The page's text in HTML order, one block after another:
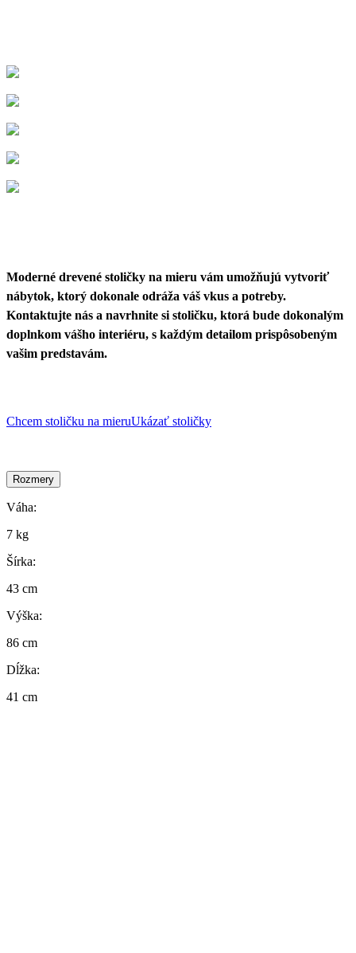
Moderné drevené stoličky na mieru vám umožňujú vytvoriť
nábytok, ktorý dokonale odráža váš vkus a potreby.
Kontaktujte nás a navrhnite si stoličku, ktorá bude dokonalým
doplnkom vášho interiéru, s každým detailom prispôsobeným
vašim predstavám.
Chcem stoličku na mieruUkázať stoličky
Rozmery
Váha:
7 kg
Šírka:
43 cm
Výška:
86 cm
Dĺžka:
41 cm